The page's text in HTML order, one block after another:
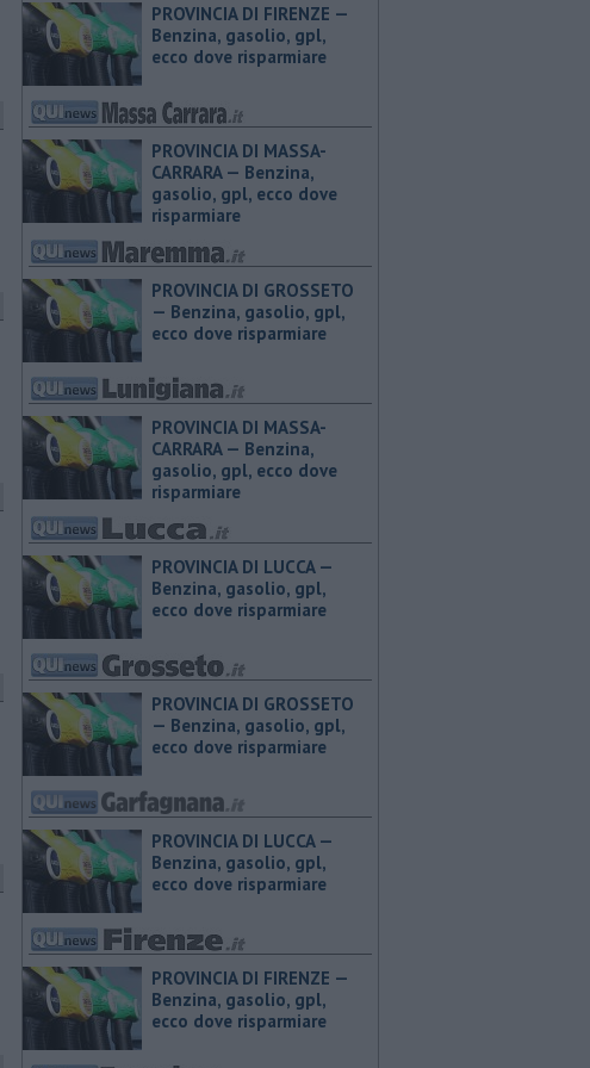
PROVINCIA DI FIRENZE — ​
Benzina, gasolio, gpl,
ecco dove risparmiare
PROVINCIA DI MASSA-
CARRARA — ​Benzina,
gasolio, gpl, ecco dove
risparmiare
PROVINCIA DI GROSSETO
— ​Benzina, gasolio, gpl,
ecco dove risparmiare
PROVINCIA DI MASSA-
CARRARA — ​Benzina,
gasolio, gpl, ecco dove
risparmiare
PROVINCIA DI LUCCA — ​
Benzina, gasolio, gpl,
ecco dove risparmiare
PROVINCIA DI GROSSETO
— ​Benzina, gasolio, gpl,
ecco dove risparmiare
PROVINCIA DI LUCCA — ​
Benzina, gasolio, gpl,
ecco dove risparmiare
PROVINCIA DI FIRENZE — ​
Benzina, gasolio, gpl,
ecco dove risparmiare